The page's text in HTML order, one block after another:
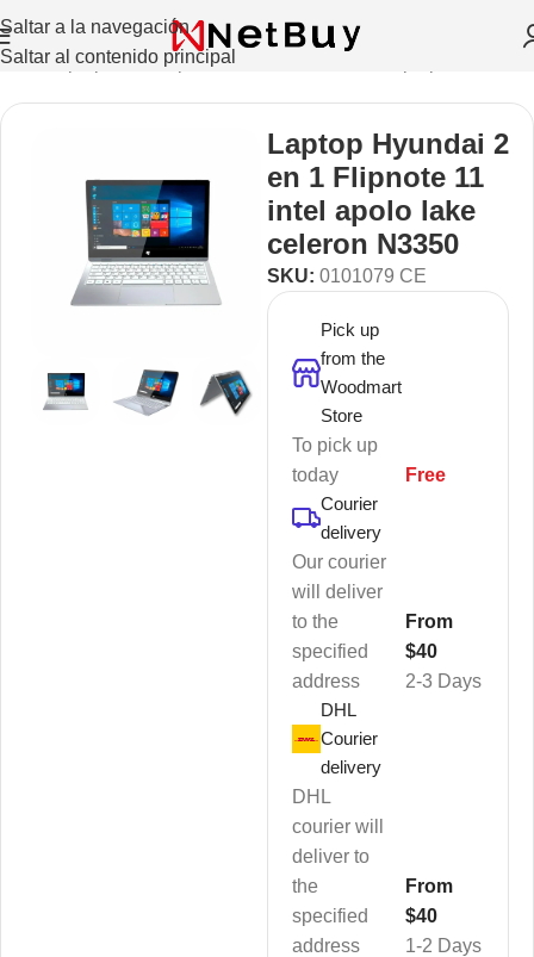
Saltar a la navegación
Saltar al contenido principal
/Laptops Y Computadoras De Escritorio
Laptop Hyundai 2
en 1 Flipnote 11
intel apolo lake
celeron N3350
SKU: 0101079 CE
Pick up
from the
Woodmart
Store
To pick up
today
Free
Courier
delivery
Our courier
will deliver
to the
specified
address
2-3 Days
From
$40
DHL
Courier
delivery
DHL
courier will
deliver to
the
specified
address
1-2 Days
From
$40